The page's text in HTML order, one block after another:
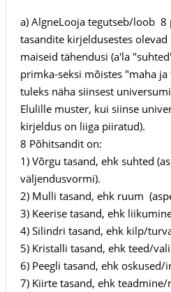
a) AlgneLooja tegutseb/loob 8
tasandite kirjeldusestes
maiseid tähendusi (a'la
primka-seksi mõistes "maha
tuleks näha siinsest
Elulille muster, kui siinse
kirjeldus on liiga piiratud).
8 Põhitsandit on:
1) Võrgu tasand, ehk suhted
väljendusvormi).
2) Mulli tasand, ehk ruum
3) Keerise tasand, ehk
4) Silindri tasand, ehk kilp/
5) Kristalli tasand, ehk teed/
6) Peegli tasand, ehk oskused/
7) Kiirte tasand, ehk